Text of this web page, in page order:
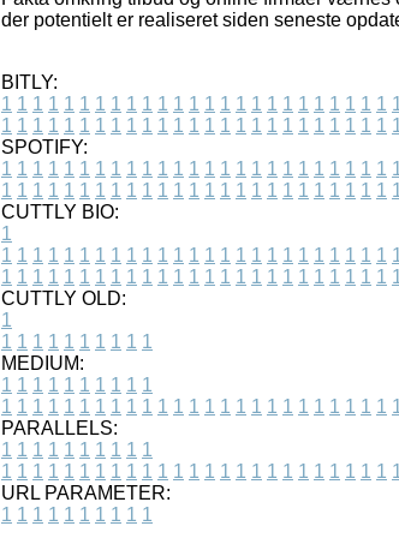
der potentielt er realiseret siden seneste
BITLY:
1 1 1 1 1 1 1 1 1 1 1 1 1 1 1 1 1 1 1 1 1 1 1 1 1
1 1 1 1 1 1 1 1 1 1 1 1 1 1 1 1 1 1 1 1 1 1 1 1 1
SPOTIFY:
1 1 1 1 1 1 1 1 1 1 1 1 1 1 1 1 1 1 1 1 1 1 1 1 1
1 1 1 1 1 1 1 1 1 1 1 1 1 1 1 1 1 1 1 1 1 1 1 1 1
CUTTLY BIO:
1
1 1 1 1 1 1 1 1 1 1 1 1 1 1 1 1 1 1 1 1 1 1 1 1 1
1 1 1 1 1 1 1 1 1 1 1 1 1 1 1 1 1 1 1 1 1 1 1 1 1
CUTTLY OLD:
1
1 1 1 1 1 1 1 1 1 1
MEDIUM:
1 1 1 1 1 1 1 1 1 1
1 1 1 1 1 1 1 1 1 1 1 1 1 1 1 1 1 1 1 1 1 1 1 1 1
PARALLELS:
1 1 1 1 1 1 1 1 1 1
1 1 1 1 1 1 1 1 1 1 1 1 1 1 1 1 1 1 1 1 1 1 1 1 1
URL PARAMETER:
1 1 1 1 1 1 1 1 1 1